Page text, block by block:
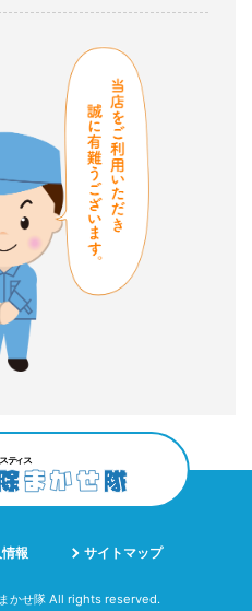
報 サイトマップ
かせ隊 All rights reserved.